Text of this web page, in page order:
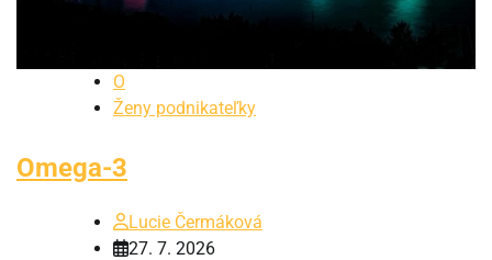
O
Ženy podnikateľky
Omega-3
Lucie Čermáková
27. 7. 2026